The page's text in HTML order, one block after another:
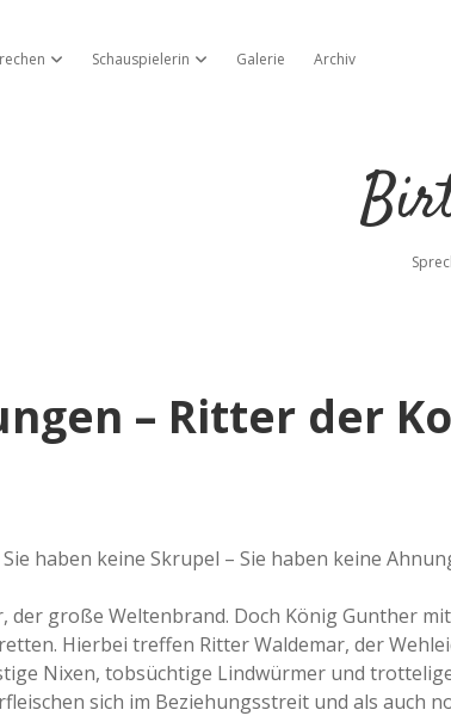
Dropdown-Menü öffnen
Schauspielerin Dropdown-Menü öffnen
Galerie Archiv
– Ritter der
haben keine Skrupel – Sie haben keine
der große Weltenbrand. Doch König Gunther
Hierbei treffen Ritter Waldemar, der
Nixen, tobsüchtige Lindwürmer und
sich im Beziehungsstreit und als auch